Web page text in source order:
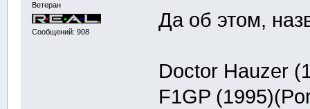
Ветеран
Сообщений: 908
Да об этом,
Doctor Hauzer
F1GP